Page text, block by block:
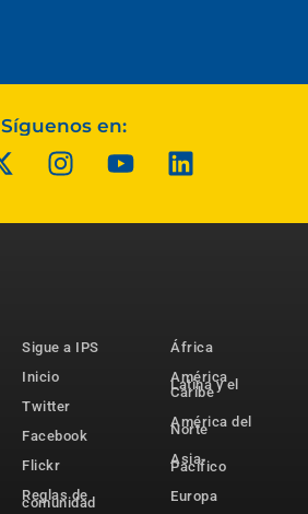
Síguenos en:
Sigue a IPS
Inicio
Twitter
Facebook
Flickr
Reglas de
comunidad
África
América
Latina y el
Caribe
América del
Norte
Asia-
Pacífico
Europa